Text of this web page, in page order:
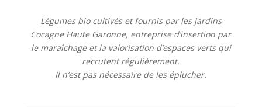
Légumes bio cultivés et fournis par les Jardins
Cocagne Haute Garonne, entreprise d’insertion par
le maraîchage et la valorisation d’espaces verts qui
recrutent régulièrement.
Il n’est pas nécessaire de les éplucher.